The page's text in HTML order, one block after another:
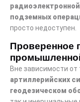
подземных
просто недоступен.
Проверенное
Вне зависимости от
артиллерийских
геодезическом